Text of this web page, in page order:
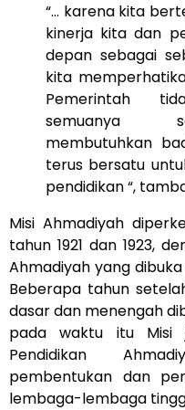
“… karena kita
kinerja kita dan
depan sebagai
kita
Pemerintah
semuanya
membutuhkan
terus bersatu
pendidikan “,
Misi Ahmadiyah
tahun 1921 dan 1923,
Ahmadiyah yang
Beberapa tahun
dasar dan menengah
pada waktu itu Misi
Pendidikan
pembentukan dan
lembaga-lembaga